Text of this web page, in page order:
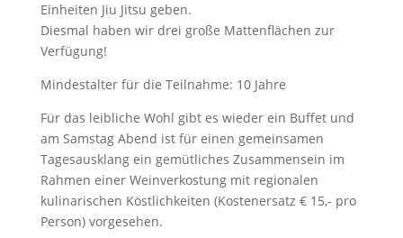
Einheiten Jiu Jitsu geben.
Diesmal haben wir drei große Mattenflächen zur
Verfügung!
Mindestalter für die Teilnahme: 10 Jahre
Für das leibliche Wohl gibt es wieder ein Buffet und
am Samstag Abend ist für einen gemeinsamen
Tagesausklang ein gemütliches Zusammensein im
Rahmen einer Weinverkostung mit regionalen
kulinarischen Köstlichkeiten (Kostenersatz € 15,- pro
Person) vorgesehen.